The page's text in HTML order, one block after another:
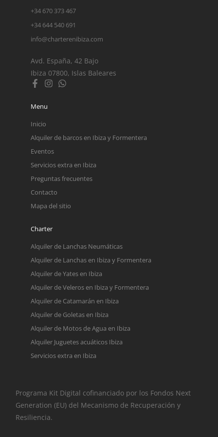
+34 670 373 467
+34 644 540 691
info@charterenibiza.com
Avd. España, 42 Bajo
Ibiza 07800, Islas Baleares
Menu
Inicio
Alquiler de barcos en Ibiza y Formentera
Eventos
Servicios extra en Ibiza
Preguntas frecuentes
Contacto
Mapa del sitio
Charter
Alquiler de Lanchas Neumáticas
Alquiler de Lanchas en Ibiza y Formentera
Alquiler de Yates en Ibiza
Alquiler de Veleros en Ibiza y Formentera
Alquiler de Catamarán en Ibiza
Alquiler de Goletas en Ibiza
Alquiler de Motos de Agua en Ibiza
Alquiler Juguetes acuáticos Ibiza
Servicios extra en Ibiza
Programa Kit Digital cofinanciado por los Fondos Next
Generation (EU) del Mecanismo de Recuperación y
Resiliencia.